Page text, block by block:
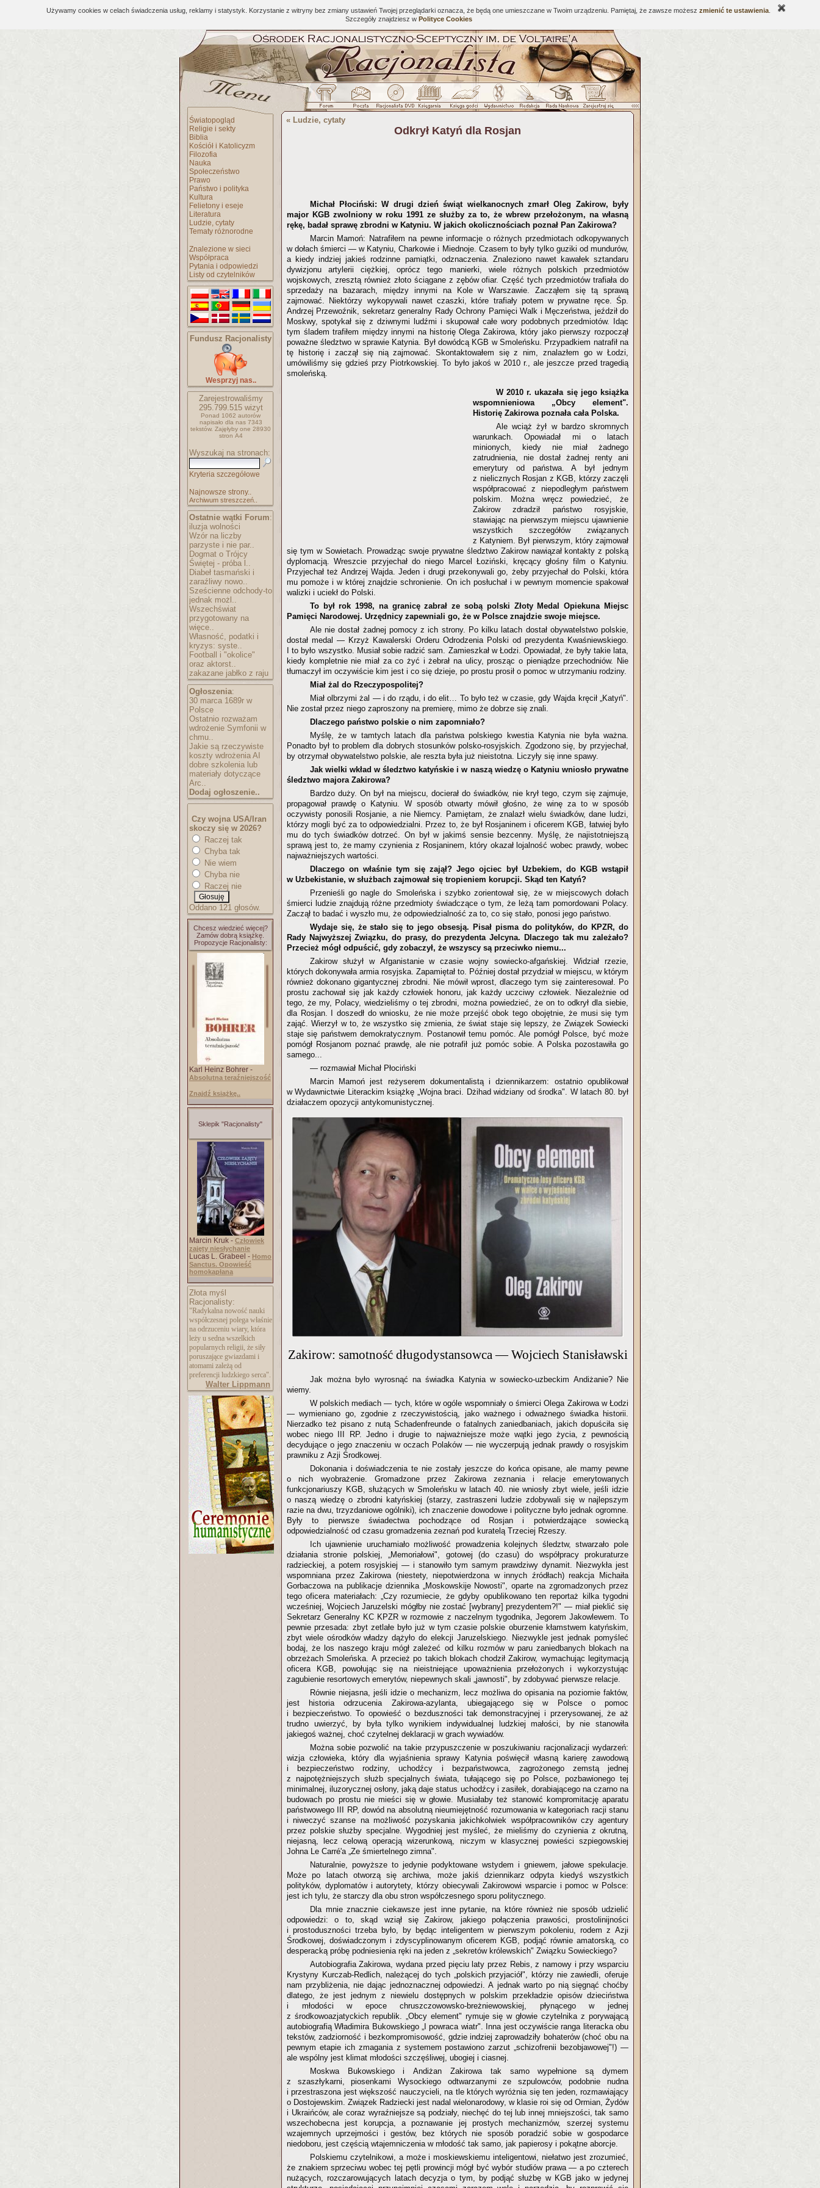
Używamy cookies w celach świadczenia usług, reklamy i statystyk. Korzystanie z witryny bez zmiany ustawień Twojej przeglądarki oznacza, że będą one umieszczane w Twoim urządzeniu. Pamiętaj, że zawsze możesz zmienić te ustawienia
Szczegóły znajdziesz w Polityce Cookies
Światopogląd
Religie i sekty
Biblia
Kościół i Katolicyzm
Filozofia
Nauka
Społeczeństwo
Prawo
Państwo i polityka
Kultura
Felietony i eseje
Literatura
Ludzie, cytaty
Tematy różnorodne
Znalezione w sieci
Współpraca
Pytania i odpowiedzi
Listy od czytelników
Fundusz Racjonalisty
Wesprzyj nas..
Zarejestrowaliśmy
295.799.515wizyt
Ponad 1062 autorów
napisało dla nas 7343
tekstów. Zajęłyby one 28930
stron A4
Wyszukaj na stronach:
Kryteria szczegółowe
Najnowsze strony..
Archiwum streszczeń..
Ostatnie wątki Forum:
iluzja wolności
Wzór na liczby
parzyste i nie par..
Dogmat o Trójcy
Świętej - próba l..
Diabeł tasmański i
zaraźliwy nowo..
Sześcienne odchody-to
jednak możl..
Wszechświat
przygotowany na
więce..
Własność, podatki i
kryzys: syste..
Football i "okolice"
oraz aktorst..
zakazane jabłko z raju
Ogłoszenia:
30 marca 1689r w
Polsce
Ostatnio rozważam
wdrożenie Symfonii w
chmu..
Jakie są rzeczywiste
koszty wdrożenia AI
dobre szkolenia lub
materiały dotyczące
Arc..
Dodaj ogłoszenie..
Czy wojna USA/Iran
skoczy się w 2026?
Raczej tak
Chyba tak
Nie wiem
Chyba nie
Raczej nie
Oddano 121 głosów.
Chcesz wiedzieć więcej?
Zamów dobrą książkę.
Propozycje Racjonalisty:
Karl Heinz Bohrer -
Absolutna teraźniejszość
Znajdź książkę..
Sklepik "Racjonalisty"
Marcin Kruk - Człowiek
zajęty niesłychanie
Lucas L. Grabeel - Homo
Sanctus. Opowieść
homokapłana
Złota myśl
Racjonalisty:
"Radykalna nowość nauki
współczesnej polega właśnie
na odrzuceniu wiary, która
leży u sedna wszelkich
popularnych religii, że siły
poruszające gwiazdami i
atomami zależą od
preferencji ludzkiego serca".
Walter Lippmann
« Ludzie, cytaty
Odkrył Katyń dla Rosjan
Michał Płociński: W drugi dzień świąt wielkanocnych zmarł Oleg Zakirow, były
major KGB zwolniony w roku 1991 ze służby za to, że wbrew przełożonym, na własną
rękę, badał sprawę zbrodni w Katyniu. W jakich okolicznościach poznał Pan Zakirowa?
Marcin Mamoń: Natrafiłem na pewne informacje o różnych przedmiotach odkopywanych
w dołach śmierci — w Katyniu, Charkowie i Miednoje. Czasem to były tylko guziki od mundurów,
a kiedy indziej jakieś rodzinne pamiątki, odznaczenia. Znaleziono nawet kawałek sztandaru
dywizjonu artylerii ciężkiej, oprócz tego manierki, wiele różnych polskich przedmiotów
wojskowych, zresztą również złoto ściągane z zębów ofiar. Część tych przedmiotów trafiała do
sprzedaży na bazarach, między innymi na Kole w Warszawie. Zacząłem się tą sprawą
zajmować. Niektórzy wykopywali nawet czaszki, które trafiały potem w prywatne ręce. Śp.
Andrzej Przewoźnik, sekretarz generalny Rady Ochrony Pamięci Walk i Męczeństwa, jeździł do
Moskwy, spotykał się z dziwnymi ludźmi i skupował całe wory podobnych przedmiotów. Idąc
tym śladem trafiłem między innymi na historię Olega Zakirowa, który jako pierwszy rozpoczął
poważne śledztwo w sprawie Katynia. Był dowódcą KGB w Smoleńsku. Przypadkiem natrafił na
tę historię i zaczął się nią zajmować. Skontaktowałem się z nim, znalazłem go w Łodzi,
umówiliśmy się gdzieś przy Piotrkowskiej. To było jakoś w 2010 r., ale jeszcze przed tragedią
smoleńską.
W 2010 r. ukazała się jego książka
wspomnieniowa „Obcy element".
Historię Zakirowa poznała cała Polska.
Ale wciąż żył w bardzo skromnych
warunkach. Opowiadał mi o latach
minionych, kiedy nie miał żadnego
zatrudnienia, nie dostał żadnej renty ani
emerytury od państwa. A był jednym
z nielicznych Rosjan z KGB, którzy zaczęli
współpracować z niepodległym państwem
polskim. Można wręcz powiedzieć, że
Zakirow zdradził państwo rosyjskie,
stawiając na pierwszym miejscu ujawnienie
wszystkich szczegółów związanych
z Katyniem. Był pierwszym, który zajmował
się tym w Sowietach. Prowadząc swoje prywatne śledztwo Zakirow nawiązał kontakty z polską
dyplomacją. Wreszcie przyjechał do niego Marcel Łoziński, kręcący głośny film o Katyniu.
Przyjechał też Andrzej Wajda. Jeden i drugi przekonywali go, żeby przyjechał do Polski, która
mu pomoże i w której znajdzie schronienie. On ich posłuchał i w pewnym momencie spakował
walizki i uciekł do Polski.
To był rok 1998, na granicę zabrał ze sobą polski Złoty Medal Opiekuna Miejsc
Pamięci Narodowej. Urzędnicy zapewniali go, że w Polsce znajdzie swoje miejsce.
Ale nie dostał żadnej pomocy z ich strony. Po kilku latach dostał obywatelstwo polskie,
dostał medal — Krzyż Kawalerski Orderu Odrodzenia Polski od prezydenta Kwaśniewskiego.
I to było wszystko. Musiał sobie radzić sam. Zamieszkał w Łodzi. Opowiadał, że były takie lata,
kiedy kompletnie nie miał za co żyć i żebrał na ulicy, prosząc o pieniądze przechodniów. Nie
tłumaczył im oczywiście kim jest i co się dzieje, po prostu prosił o pomoc w utrzymaniu rodziny.
Miał żal do Rzeczypospolitej?
Miał olbrzymi żal — i do rządu, i do elit… To było też w czasie, gdy Wajda kręcił „Katyń".
Nie został przez niego zaproszony na premierę, mimo że dobrze się znali.
Dlaczego państwo polskie o nim zapomniało?
Myślę, że w tamtych latach dla państwa polskiego kwestia Katynia nie była ważna.
Ponadto był to problem dla dobrych stosunków polsko-rosyjskich. Zgodzono się, by przyjechał,
by otrzymał obywatelstwo polskie, ale reszta była już nieistotna. Liczyły się inne spawy.
Jak wielki wkład w śledztwo katyńskie i w naszą wiedzę o Katyniu wniosło prywatne
śledztwo majora Zakirowa?
Bardzo duży. On był na miejscu, docierał do świadków, nie krył tego, czym się zajmuje,
propagował prawdę o Katyniu. W sposób otwarty mówił głośno, że winę za to w sposób
oczywisty ponosili Rosjanie, a nie Niemcy. Pamiętam, że znalazł wielu świadków, dane ludzi,
którzy mogli być za to odpowiedzialni. Przez to, że był Rosjaninem i oficerem KGB, łatwiej było
mu do tych świadków dotrzeć. On był w jakimś sensie bezcenny. Myślę, że najistotniejszą
sprawą jest to, że mamy czynienia z Rosjaninem, który okazał lojalność wobec prawdy, wobec
najważniejszych wartości.
Dlaczego on właśnie tym się zajął? Jego ojciec był Uzbekiem, do KGB wstąpił
w Uzbekistanie, w służbach zajmował się tropieniem korupcji. Skąd ten Katyń?
Przenieśli go nagle do Smoleńska i szybko zorientował się, że w miejscowych dołach
śmierci ludzie znajdują różne przedmioty świadczące o tym, że leżą tam pomordowani Polacy.
Zaczął to badać i wyszło mu, że odpowiedzialność za to, co się stało, ponosi jego państwo.
Wydaje się, że stało się to jego obsesją. Pisał pisma do polityków, do KPZR, do
Rady Najwyższej Związku, do prasy, do prezydenta Jelcyna. Dlaczego tak mu zależało?
Przecież mógł odpuścić, gdy zobaczył, że wszyscy są przeciwko niemu...
Zakirow służył w Afganistanie w czasie wojny sowiecko-afgańskiej. Widział rzezie,
których dokonywała armia rosyjska. Zapamiętał to. Później dostał przydział w miejscu, w którym
również dokonano gigantycznej zbrodni. Nie mówił wprost, dlaczego tym się zainteresował. Po
prostu zachował się jak każdy człowiek honoru, jak każdy uczciwy człowiek. Niezależnie od
tego, że my, Polacy, wiedzieliśmy o tej zbrodni, można powiedzieć, że on to odkrył dla siebie,
dla Rosjan. I doszedł do wniosku, że nie może przejść obok tego obojętnie, że musi się tym
zająć. Wierzył w to, że wszystko się zmienia, że świat staje się lepszy, że Związek Sowiecki
staje się państwem demokratycznym. Postanowił temu pomóc. Ale pomógł Polsce, być może
pomógł Rosjanom poznać prawdę, ale nie potrafił już pomóc sobie. A Polska pozostawiła go
samego...
— rozmawiał Michał Płociński
Marcin Mamoń jest reżyserem dokumentalistą i dziennikarzem: ostatnio opublikował
w Wydawnictwie Literackim książkę „Wojna braci. Dżihad widziany od środka". W latach 80. był
działaczem opozycji antykomunistycznej.
Zakirow: samotność długodystansowca — Wojciech Stanisławski
Jak można było wyrosnąć na świadka Katynia w sowiecko-uzbeckim Andiżanie? Nie
wiemy.
W polskich mediach — tych, które w ogóle wspomniały o śmierci Olega Zakirowa w Łodzi
— wymieniano go, zgodnie z rzeczywistością, jako ważnego i odważnego świadka historii.
Nierzadko też pisano z nutą Schadenfreunde o fatalnych zaniedbaniach, jakich dopuściła się
wobec niego III RP. Jedno i drugie to najważniejsze może wątki jego życia, z pewnością
decydujące o jego znaczeniu w oczach Polaków — nie wyczerpują jednak prawdy o rosyjskim
prawniku z Azji Środkowej.
Dokonania i doświadczenia te nie zostały jeszcze do końca opisane, ale mamy pewne
o nich wyobrażenie. Gromadzone przez Zakirowa zeznania i relacje emerytowanych
funkcjonariuszy KGB, służących w Smoleńsku w latach 40. nie wniosły zbyt wiele, jeśli idzie
o naszą wiedzę o zbrodni katyńskiej (starzy, zastraszeni ludzie zdobywali się w najlepszym
razie na dwu, trzyzdaniowe ogólniki), ich znaczenie dowodowe i polityczne było jednak ogromne.
Były to pierwsze świadectwa pochodzące od Rosjan i potwierdzające sowiecką
odpowiedzialność od czasu gromadzenia zeznań pod kuratelą Trzeciej Rzeszy.
Ich ujawnienie uruchamiało możliwość prowadzenia kolejnych śledztw, stwarzało pole
działania stronie polskiej, „Memoriałowi", gotowej (do czasu) do współpracy prokuraturze
radzieckiej, a potem rosyjskiej — i stanowiło tym samym prawdziwy dynamit. Niezwykła jest
wspomniana przez Zakirowa (niestety, niepotwierdzona w innych źródłach) reakcja Michaiła
Gorbaczowa na publikacje dziennika „Moskowskije Nowosti", oparte na zgromadzonych przez
tego oficera materiałach: „Czy rozumiecie, że gdyby opublikowano ten reportaż kilka tygodni
wcześniej, Wojciech Jaruzelski mógłby nie zostać [wybrany] prezydentem?!" — miał pieklić się
Sekretarz Generalny KC KPZR w rozmowie z naczelnym tygodnika, Jegorem Jakowlewem. To
pewnie przesada: zbyt zetlałe było już w tym czasie polskie oburzenie kłamstwem katyńskim,
zbyt wiele ośrodków władzy dążyło do elekcji Jaruzelskiego. Niezwykle jest jednak pomyśleć
bodaj, że los naszego kraju mógł zależeć od kilku rozmów w paru zaniedbanych blokach na
obrzeżach Smoleńska. A przecież po takich blokach chodził Zakirow, wymachując legitymacją
oficera KGB, powołując się na nieistniejące upoważnienia przełożonych i wykorzystując
zagubienie resortowych emerytów, niepewnych skali „jawnosti", by zdobywać pierwsze relacje.
Równie niejasna, jeśli idzie o mechanizm, lecz możliwa do opisania na poziomie faktów,
jest historia odrzucenia Zakirowa-azylanta, ubiegającego się w Polsce o pomoc
i bezpieczeństwo. To opowieść o bezduszności tak demonstracyjnej i przerysowanej, że aż
trudno uwierzyć, by była tylko wynikiem indywidualnej ludzkiej małości, by nie stanowiła
jakiegoś ważnej, choć czytelnej deklaracji w grach wywiadów.
Można sobie pozwolić na takie przypuszczenie w poszukiwaniu racjonalizacji wydarzeń:
wizja człowieka, który dla wyjaśnienia sprawy Katynia poświęcił własną karierę zawodową
i bezpieczeństwo rodziny, uchodźcy i bezpaństwowca, zagrożonego zemstą jednej
z najpotężniejszych służb specjalnych świata, tułającego się po Polsce, pozbawionego tej
minimalnej, iluzorycznej osłony, jaką daje status uchodźcy i zasiłek, dorabiającego na czarno na
budowach po prostu nie mieści się w głowie. Musiałaby też stanowić kompromitację aparatu
państwowego III RP, dowód na absolutną nieumiejętność rozumowania w kategoriach racji stanu
i niweczyć szanse na możliwość pozyskania jakichkolwiek współpracowników czy agentury
przez polskie służby specjalne. Wygodniej jest myśleć, że mieliśmy do czynienia z okrutną,
niejasną, lecz celową operacją wizerunkową, niczym w klasycznej powieści szpiegowskiej
Johna Le Carré'a „Ze śmiertelnego zimna".
Naturalnie, powyższe to jedynie podyktowane wstydem i gniewem, jałowe spekulacje.
Może po latach otworzą się archiwa, może jakiś dziennikarz odpyta kiedyś wszystkich
polityków, dyplomatów i autorytety, którzy obiecywali Zakirowowi wsparcie i pomoc w Polsce:
jest ich tylu, że starczy dla obu stron współczesnego sporu politycznego.
Dla mnie znacznie ciekawsze jest inne pytanie, na które również nie sposób udzielić
odpowiedzi: o to, skąd wziął się Zakirow, jakiego połączenia prawości, prostolinijności
i prostoduszności trzeba było, by będąc inteligentem w pierwszym pokoleniu, rodem z Azji
Środkowej, doświadczonym i zdyscyplinowanym oficerem KGB, podjąć równie amatorską, co
desperacką próbę podniesienia ręki na jeden z „sekretów królewskich" Związku Sowieckiego?
Autobiografia Zakirowa, wydana przed pięciu laty przez Rebis, z namowy i przy wsparciu
Krystyny Kurczab-Redlich, należącej do tych „polskich przyjaciół", którzy nie zawiedli, oferuje
nam przybliżenia, nie dając jednoznacznej odpowiedzi. A jednak warto po nią sięgnąć choćby
dlatego, że jest jednym z niewielu dostępnych w polskim przekładzie opisów dzieciństwa
i młodości w epoce chruszczowowsko-breżniewowskiej, płynącego w jednej
z środkowoazjatyckich republik. „Obcy element" rymuje się w głowie czytelnika z porywającą
autobiografią Władimira Bukowskiego „I powraca wiatr". Inna jest oczywiście ranga literacka obu
tekstów, zadziorność i bezkompromisowość, gdzie indziej zaprowadziły bohaterów (choć obu na
pewnym etapie ich zmagania z systemem postawiono zarzut „schizofrenii bezobjawowej"!) —
ale wspólny jest klimat młodości szczęśliwej, ubogiej i ciasnej.
Moskwa Bukowskiego i Andiżan Zakirowa tak samo wypełnione są dymem
z szaszłykarni, piosenkami Wysockiego odtwarzanymi ze szpulowców, podobnie nudna
i przestraszona jest większość nauczycieli, na tle których wyróżnia się ten jeden, rozmawiający
o Dostojewskim. Związek Radziecki jest nadal wielonarodowy, w klasie roi się od Ormian, Żydów
i Ukraińców, ale coraz wyraźniejsze są podziały, niechęć do tej lub innej mniejszości, tak samo
wszechobecna jest korupcja, a poznawanie jej prostych mechanizmów, szerzej systemu
wzajemnych uprzejmości i gestów, bez których nie sposób poradzić sobie w gospodarce
niedoboru, jest częścią wtajemniczenia w młodość tak samo, jak papierosy i pokątne aborcje.
Polskiemu czytelnikowi, a może i moskiewskiemu inteligentowi, niełatwo jest zrozumieć,
że znakiem sprzeciwu wobec tej pętli prowincji mógł być wybór studiów prawa — a po czterech
nużących, rozczarowujących latach decyzja o tym, by podjąć służbę w KGB jako w jedynej